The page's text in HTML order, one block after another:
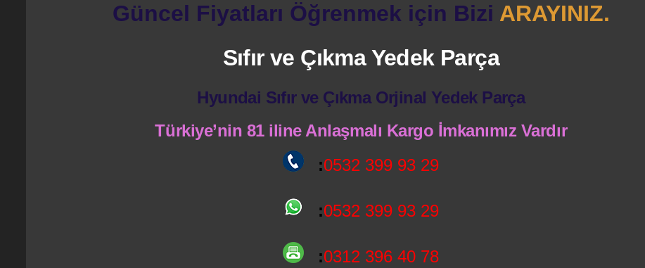
Güncel Fiyatları Öğrenmek için Bizi ARAYINIZ.
Sıfır ve Çıkma Yedek Parça
Hyundai Sıfır ve Çıkma Orjinal Yedek Parça
Türkiye’nin 81 iline Anlaşmalı Kargo İmkanımız Vardır
:0532 399 93 29
:0532 399 93 29
:0312 396 40 78